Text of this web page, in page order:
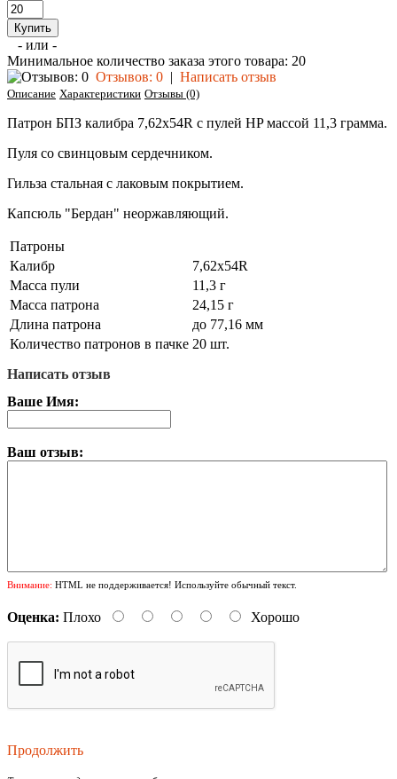
- или -
Минимальное количество заказа этого товара: 20
Отзывов: 0 | Написать отзыв
Описание Характеристики Отзывы (0)
Патрон БПЗ калибра 7,62х54R с пулей HP массой 11,3 грамма.
Пуля со свинцовым сердечником.
Гильза стальная с лаковым покрытием.
Капсюль "Бердан" неоржавляющий.
Патроны
Калибр
7,62х54R
Масса пули
11,3 г
Масса патрона
24,15 г
Длина патрона
до 77,16 мм
Количество патронов в пачке 20 шт.
Написать отзыв
Ваше Имя:
Ваш отзыв:
Внимание: HTML не поддерживается! Используйте обычный текст.
Оценка: Плохо Хорошо
Продолжить